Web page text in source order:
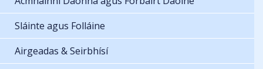
Sláinte agus Folláine
Airgeadas & Seirbhísí